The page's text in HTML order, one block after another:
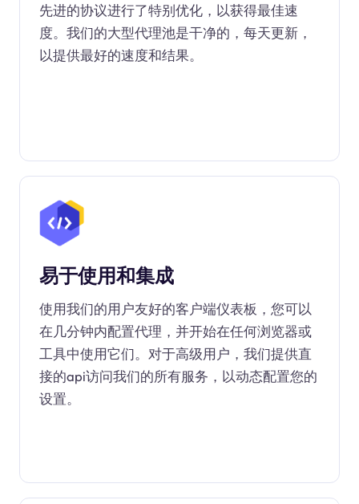
先进的协议进行了特别优化，以获得最佳速
度。我们的大型代理池是干净的，每天更新，
以提供最好的速度和结果。
易于使用和集成
使用我们的用户友好的客户端仪表板，您可以
在几分钟内配置代理，并开始在任何浏览器或
工具中使用它们。对于高级用户，我们提供直
接的api访问我们的所有服务，以动态配置您的
设置。